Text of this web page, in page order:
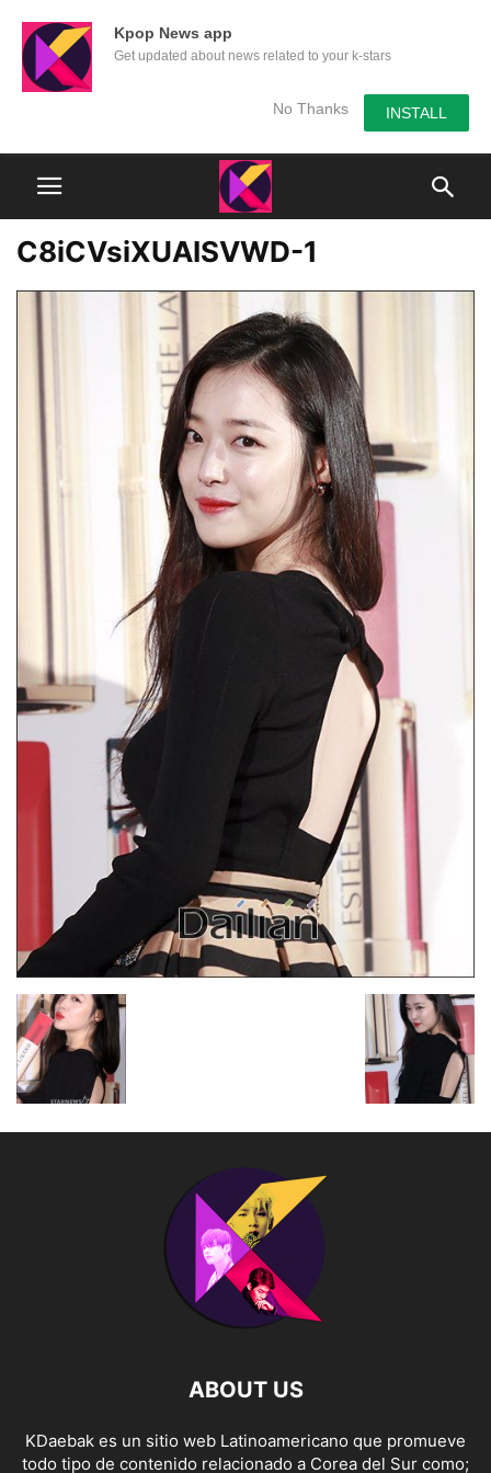
Kpop News app
Get updated about news related to your k-stars
No Thanks INSTALL
C8iCVsiXUAISVWD-1
ABOUT US
KDaebak es un sitio web Latinoamericano que promueve
todo tipo de contenido relacionado a Corea del Sur como;